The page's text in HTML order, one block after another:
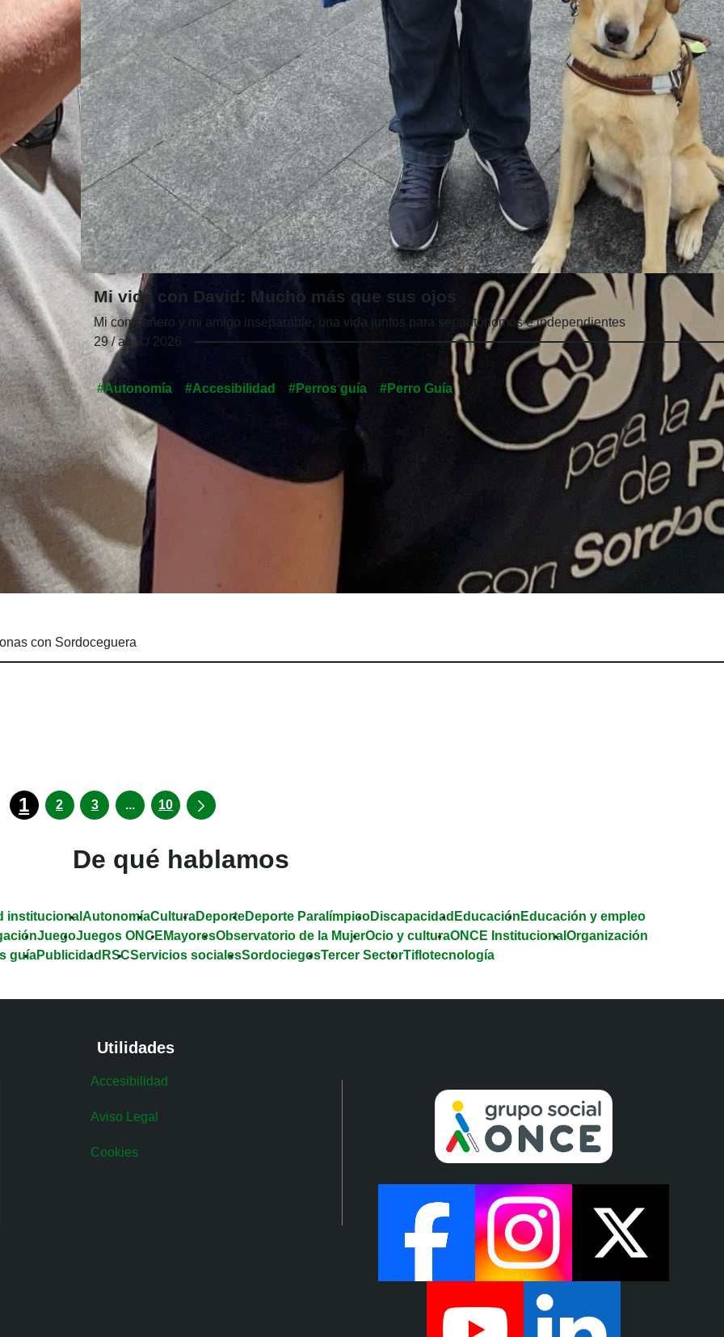
Lengua de signos, curiosidad y ganas de
con Sordoceguera
Mi vida con David: Mucho más que sus ojos
Mi compañero y mi amigo inseparable, una vida juntos para ser autónomos e independientes
29 / abril / 2026
#Autonomía #Accesibilidad #Perros guía #Perro Guía
1 2 3 ... Páginas intermedias Use TAB para desplazarse.
10
De qué hablamos
institucional AutonomíaCulturaDeporteDeporte ParalímpicoDiscapacidad Educación Educación y empleo
JuegoJuegos ONCE MayoresObservatorio de la MujerOcio y culturaONCE Institucional Organización
guíaPublicidad RSCServicios socialesSordociegosTercer SectorTiflotecnología
Utilidades
Accesibilidad
Aviso Legal
Cookies